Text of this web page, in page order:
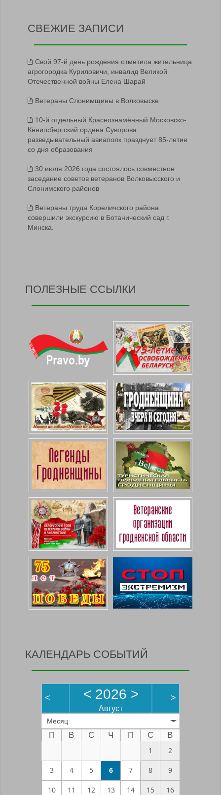
СВЕЖИЕ ЗАПИСИ
Свой 97-й день рождения отметила жительница
агрогородка Куриловичи, инвалид Великой
Отечественной войны Елена Шарай
Ветераны Слонимщины в Волковыске
10-й отдельный Краснознамённый Московско-
Кёнигсбергский ордена Суворова
разведывательный авиаполк празднует 85-летие
со дня образования
30 июля 2026 года состоялось совместное
заседание советов ветеранов Волковысского и
Слонимского районов
Ветераны труда Кореличского района
совершили экскурсию в Ботанический сад г.
Минска.
ПОЛЕЗНЫЕ ССЫЛКИ
КАЛЕНДАРЬ СОБЫТИЙ
< < 2026 >
Август
>
Месяц
П В С Ч П С
В
1
2
3 4 5 6 7 8 9
10 11 12 13 14 15 16